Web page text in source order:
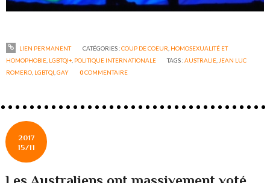
LIEN PERMANENT CATÉGORIES :COUP DE COEUR HOMOSEXUALITÉ ET
HOMOPHOBIE LGBTQI+ POLITIQUE INTERNATIONALE TAGS :AUSTRALIE JEAN LUC
ROMERO LGBTQI ,GAY 0COMMENTAIRE
2017
15/11
Les Australiens ont massivement voté